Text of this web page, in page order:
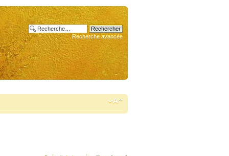
Recherche avancée